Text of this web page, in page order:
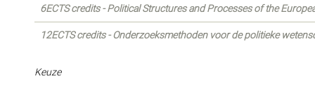
6ECTS credits - Political Structures and Processes of the
12ECTS credits - Onderzoeksmethoden voor de politieke
Keuze